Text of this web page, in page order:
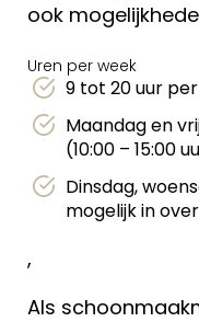
ook
Uren per week
9 tot 20 uur
Maandag en
(10:00 – 15:00
Dinsdag,
mogelijk in
,
Als